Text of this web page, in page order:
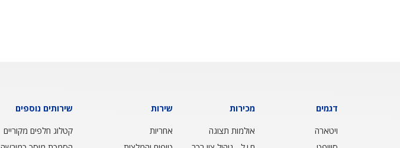
דגמים
ויטארה
מכירות
אולמות תצוגה
שירות
אחריות
שירותים נוספים
קטלוג חלפים מקוריים